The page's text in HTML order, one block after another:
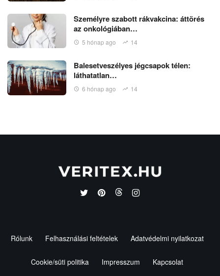
Személyre szabott rákvakcina: áttörés
az onkológiában…
5 hónap ago 14
Balesetveszélyes jégcsapok télen:
láthatatlan…
6 hónap ago 14
Rólunk Felhasználási feltételek Adatvédelmi nyilatkozat
Cookie/süti politika Impresszum Kapcsolat